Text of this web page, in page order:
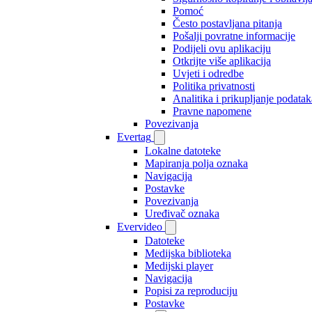
Pomoć
Često postavljana pitanja
Pošalji povratne informacije
Podijeli ovu aplikaciju
Otkrijte više aplikacija
Uvjeti i odredbe
Politika privatnosti
Analitika i prikupljanje
Pravne napomene
Povezivanja
Evertag
Lokalne datoteke
Mapiranja polja oznaka
Navigacija
Postavke
Povezivanja
Uređivač oznaka
Evervideo
Datoteke
Medijska biblioteka
Medijski player
Navigacija
Popisi za reproduciju
Postavke